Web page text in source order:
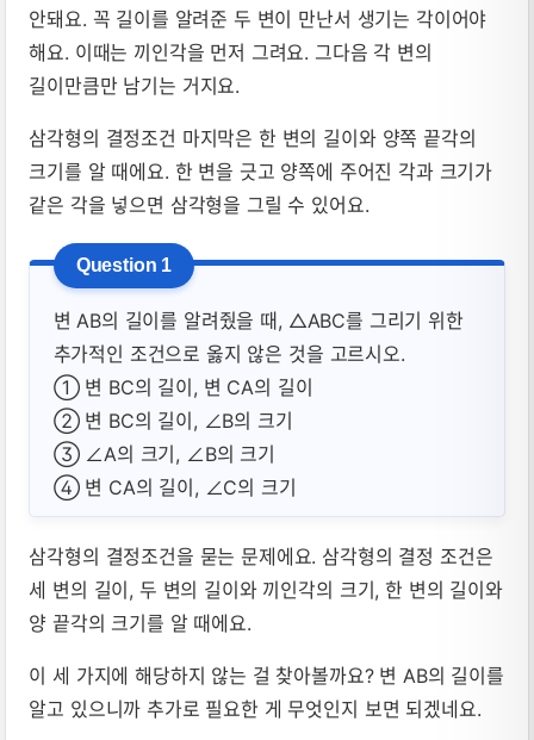
안돼요. 꼭 길이를 알려준 두 변이 만난서 생기는 각이어야
해요. 이때는 끼인각을 먼저 그려요. 그다음 각 변의
길이만큼만 남기는 거지요.
삼각형의 결정조건 마지막은 한 변의 길이와 양쪽 끝각의
크기를 알 때에요. 한 변을 긋고 양쪽에 주어진 각과 크기가
같은 각을 넣으면 삼각형을 그릴 수 있어요.
변 AB의 길이를 알려줬을 때, △ABC를 그리기 위한
추가적인 조건으로 옳지 않은 것을 고르시오.
① 변 BC의 길이, 변 CA의 길이
② 변 BC의 길이, ∠B의 크기
③ ∠A의 크기, ∠B의 크기
④ 변 CA의 길이, ∠C의 크기
삼각형의 결정조건을 묻는 문제에요. 삼각형의 결정 조건은
세 변의 길이, 두 변의 길이와 끼인각의 크기, 한 변의 길이와
양 끝각의 크기를 알 때에요.
이 세 가지에 해당하지 않는 걸 찾아볼까요? 변 AB의 길이를
알고 있으니까 추가로 필요한 게 무엇인지 보면 되겠네요.